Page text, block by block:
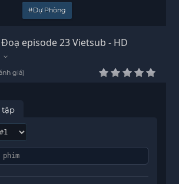
#Dự Phòng
episode 23 Vietsub - HD
giá
tập